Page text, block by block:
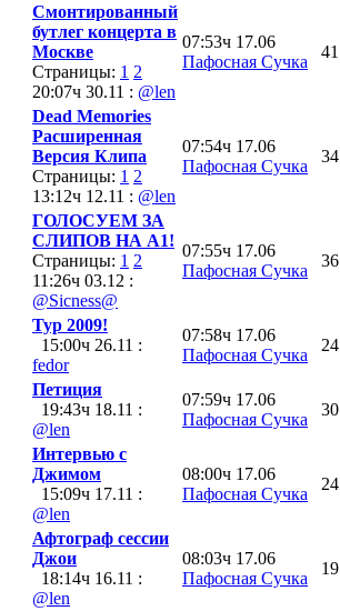
Смонтированный
бутлег концерта в
Москве
Страницы: 1 2
20:07ч 30.11 : @len
07:53ч 17.06
Пафосная Сучка
41
Dead Memories
Расширенная
Версия Клипа
Страницы: 1 2
13:12ч 12.11 : @len
07:54ч 17.06
Пафосная Сучка
34
ГОЛОСУЕМ ЗА
СЛИПОВ НА А1!
Страницы: 1 2
11:26ч 03.12 :
@Sicness@
07:55ч 17.06
Пафосная Сучка
36
Тур 2009!
15:00ч 26.11 :
fedor
07:58ч 17.06
Пафосная Сучка
24
Петиция
19:43ч 18.11 :
@len
07:59ч 17.06
Пафосная Сучка
30
Интервью с
Джимом
15:09ч 17.11 :
@len
08:00ч 17.06
Пафосная Сучка
24
Афтограф сессии
Джои
18:14ч 16.11 :
@len
08:03ч 17.06
Пафосная Сучка
19